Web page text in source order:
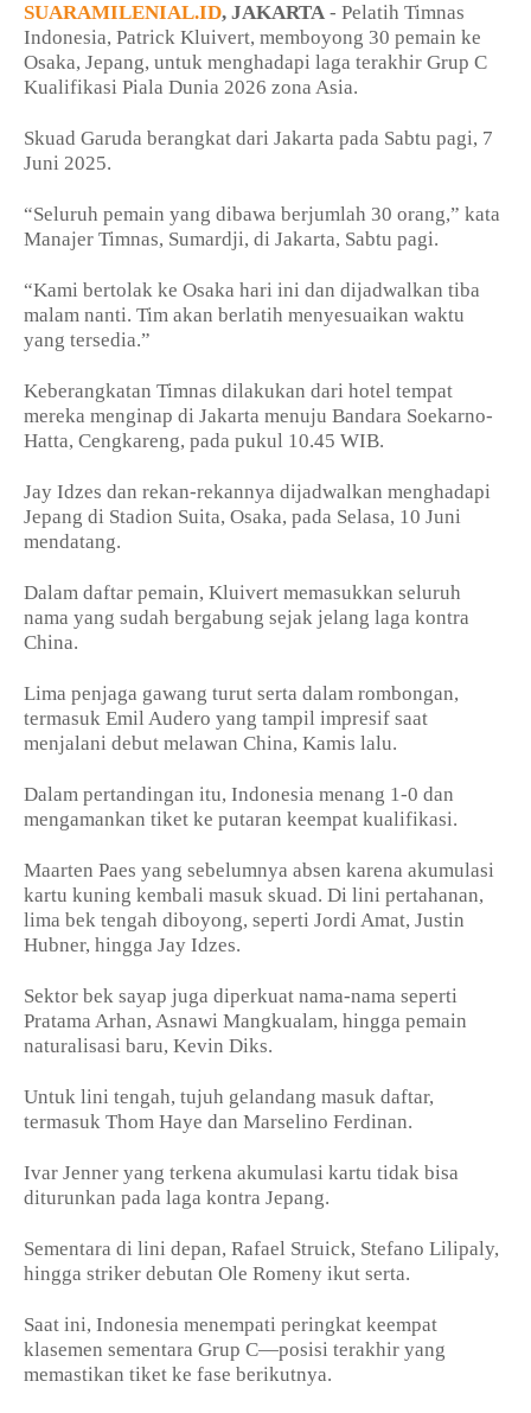
SUARAMILENIAL.ID, JAKARTA - Pelatih Timnas
Indonesia, Patrick Kluivert, memboyong 30 pemain ke
Osaka, Jepang, untuk menghadapi laga terakhir Grup C
Kualifikasi Piala Dunia 2026 zona Asia.
Skuad Garuda berangkat dari Jakarta pada Sabtu pagi, 7
Juni 2025.
“Seluruh pemain yang dibawa berjumlah 30 orang,” kata
Manajer Timnas, Sumardji, di Jakarta, Sabtu pagi.
“Kami bertolak ke Osaka hari ini dan dijadwalkan tiba
malam nanti. Tim akan berlatih menyesuaikan waktu
yang tersedia.”
Keberangkatan Timnas dilakukan dari hotel tempat
mereka menginap di Jakarta menuju Bandara Soekarno-
Hatta, Cengkareng, pada pukul 10.45 WIB.
Jay Idzes dan rekan-rekannya dijadwalkan menghadapi
Jepang di Stadion Suita, Osaka, pada Selasa, 10 Juni
mendatang.
Dalam daftar pemain, Kluivert memasukkan seluruh
nama yang sudah bergabung sejak jelang laga kontra
China.
Lima penjaga gawang turut serta dalam rombongan,
termasuk Emil Audero yang tampil impresif saat
menjalani debut melawan China, Kamis lalu.
Dalam pertandingan itu, Indonesia menang 1-0 dan
mengamankan tiket ke putaran keempat kualifikasi.
Maarten Paes yang sebelumnya absen karena akumulasi
kartu kuning kembali masuk skuad. Di lini pertahanan,
lima bek tengah diboyong, seperti Jordi Amat, Justin
Hubner, hingga Jay Idzes.
Sektor bek sayap juga diperkuat nama-nama seperti
Pratama Arhan, Asnawi Mangkualam, hingga pemain
naturalisasi baru, Kevin Diks.
Untuk lini tengah, tujuh gelandang masuk daftar,
termasuk Thom Haye dan Marselino Ferdinan.
Ivar Jenner yang terkena akumulasi kartu tidak bisa
diturunkan pada laga kontra Jepang.
Sementara di lini depan, Rafael Struick, Stefano Lilipaly,
hingga striker debutan Ole Romeny ikut serta.
Saat ini, Indonesia menempati peringkat keempat
klasemen sementara Grup C—posisi terakhir yang
memastikan tiket ke fase berikutnya.